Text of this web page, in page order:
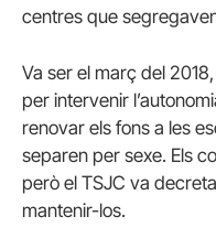
centres que
Va ser el març del
per intervenir
renovar els fons a les
separen per sexe. Els
però el TSJC va
mantenir-los.